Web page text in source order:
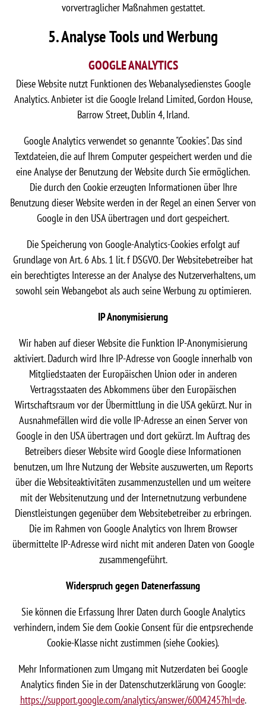
vorvertraglicher Maßnahmen gestattet.
5. Analyse Tools und Werbung
GOOGLE ANALYTICS
Diese Website nutzt Funktionen des Webanalysedienstes Google
Analytics. Anbieter ist die Google Ireland Limited, Gordon House,
Barrow Street, Dublin 4, Irland.
Google Analytics verwendet so genannte "Cookies". Das sind
Textdateien, die auf Ihrem Computer gespeichert werden und die
eine Analyse der Benutzung der Website durch Sie ermöglichen.
Die durch den Cookie erzeugten Informationen über Ihre
Benutzung dieser Website werden in der Regel an einen Server von
Google in den USA übertragen und dort gespeichert.
Die Speicherung von Google-Analytics-Cookies erfolgt auf
Grundlage von Art. 6 Abs. 1 lit. f DSGVO. Der Websitebetreiber hat
ein berechtigtes Interesse an der Analyse des Nutzerverhaltens, um
sowohl sein Webangebot als auch seine Werbung zu optimieren.
IP Anonymisierung
Wir haben auf dieser Website die Funktion IP-Anonymisierung
aktiviert. Dadurch wird Ihre IP-Adresse von Google innerhalb von
Mitgliedstaaten der Europäischen Union oder in anderen
Vertragsstaaten des Abkommens über den Europäischen
Wirtschaftsraum vor der Übermittlung in die USA gekürzt. Nur in
Ausnahmefällen wird die volle IP-Adresse an einen Server von
Google in den USA übertragen und dort gekürzt. Im Auftrag des
Betreibers dieser Website wird Google diese Informationen
benutzen, um Ihre Nutzung der Website auszuwerten, um Reports
über die Websiteaktivitäten zusammenzustellen und um weitere
mit der Websitenutzung und der Internetnutzung verbundene
Dienstleistungen gegenüber dem Websitebetreiber zu erbringen.
Die im Rahmen von Google Analytics von Ihrem Browser
übermittelte IP-Adresse wird nicht mit anderen Daten von Google
zusammengeführt.
Widerspruch gegen Datenerfassung
Sie können die Erfassung Ihrer Daten durch Google Analytics
verhindern, indem Sie dem Cookie Consent für die entpsrechende
Cookie-Klasse nicht zustimmen (siehe Cookies).
Mehr Informationen zum Umgang mit Nutzerdaten bei Google
Analytics finden Sie in der Datenschutzerklärung von Google:
https://support.google.com/analytics/answer/6004245?hl=de.